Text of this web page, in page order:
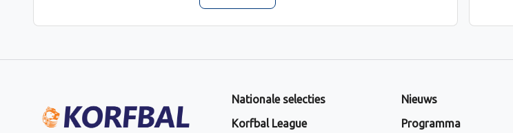
Nationale selecties
Korfbal League
Nieuws
Programma